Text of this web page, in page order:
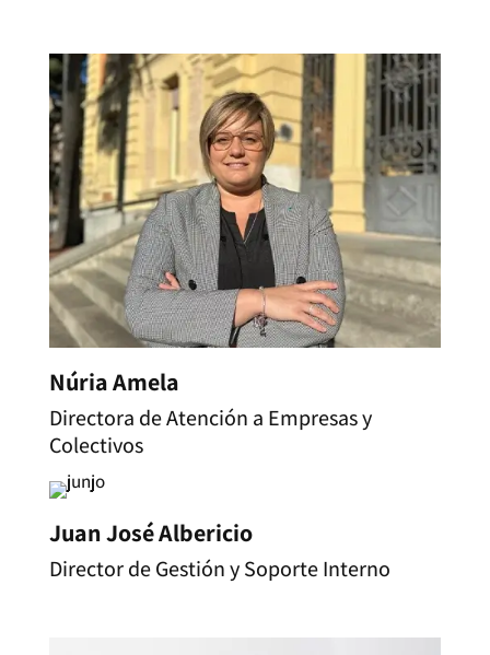
Núria Amela
Directora de Atención a Empresas y
Colectivos
Juan José Albericio
Director de Gestión y Soporte Interno